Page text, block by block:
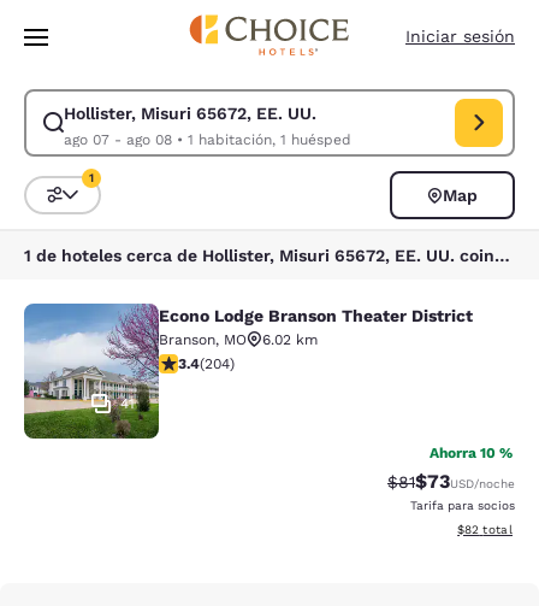
Pasar A Contenido Principal
Iniciar sesión
Hollister, Misuri 65672, EE. UU.
ago 07 - ago 08• 1 habitación, 1 huésped
Modificar la búsqueda de Hollister, Misuri 65672, EE. UU.. Fecha de
Ordenar y filtrar
1
Map
1 de hoteles cerca de Hollister, Misuri 65672, EE. UU. coinciden con tus filtros
Econo Lodge Branson Theater
41
Econo Lodge Branson Theater District
Branson, MO
6.02 km
calificación de 3.38 estrellas. Bueno. 204 reseñas
3.4(204)
Ahorra 10 %
Precio tachado:
$81Precio con
$73USD/noche
Tarifa para socios
Ver detalles
$82 total